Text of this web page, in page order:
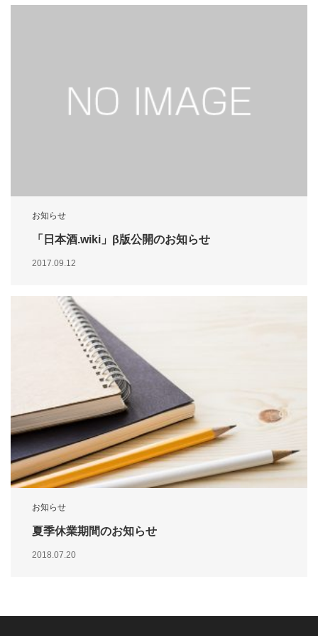
お知らせ
「日本酒.wiki」β版公開のお知らせ
2017.09.12
お知らせ
夏季休業期間のお知らせ
2018.07.20